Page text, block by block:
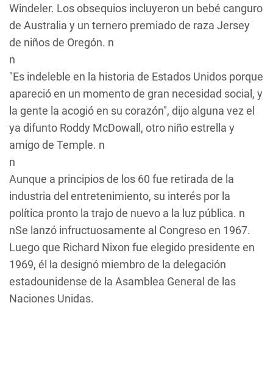
Windeler. Los obsequios incluyeron un bebé canguro
de Australia y un ternero premiado de raza Jersey
de niños de Oregón. n
n
"Es indeleble en la historia de Estados Unidos porque
apareció en un momento de gran necesidad social, y
la gente la acogió en su corazón", dijo alguna vez el
ya difunto Roddy McDowall, otro niño estrella y
amigo de Temple. n
n
Aunque a principios de los 60 fue retirada de la
industria del entretenimiento, su interés por la
política pronto la trajo de nuevo a la luz pública. n
nSe lanzó infructuosamente al Congreso en 1967.
Luego que Richard Nixon fue elegido presidente en
1969, él la designó miembro de la delegación
estadounidense de la Asamblea General de las
Naciones Unidas.